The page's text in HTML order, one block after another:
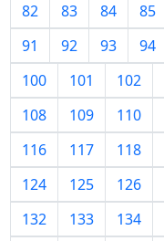
82
83 84 85
91
92 93 94
100
101 102
108
109 110
116
117 118
124
125 126
132
133 134